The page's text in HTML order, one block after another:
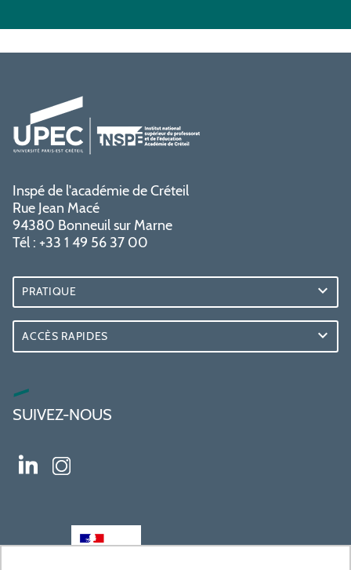
Inspé de l'académie de Créteil
Rue Jean Macé
94380 Bonneuil sur Marne
Tél : +33 1 49 56 37 00
PRATIQUE
ACCÈS RAPIDES
SUIVEZ-NOUS